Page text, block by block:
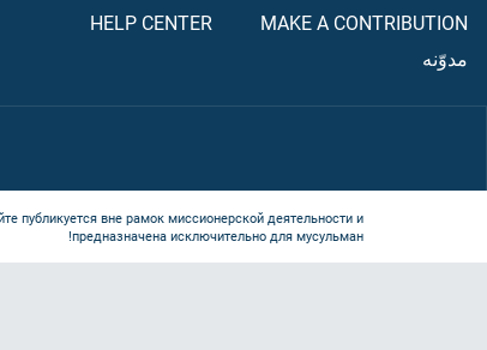
MAKE A CONTRIBUTION
مدوّنه
HELP CENTER
публикуется вне рамок миссионерской деятельности и
предназначена исключительно для мусульман!